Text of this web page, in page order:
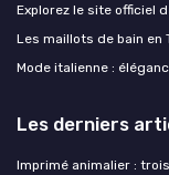
Explorez le site officiel
Les maillots de bain en
Mode italienne :
Les derniers
Imprimé animalier :